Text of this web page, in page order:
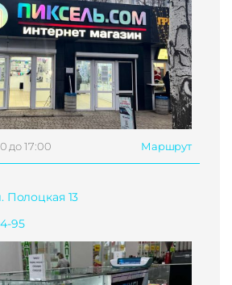
до 17:00 Маршрут
Полоцкая 13
95